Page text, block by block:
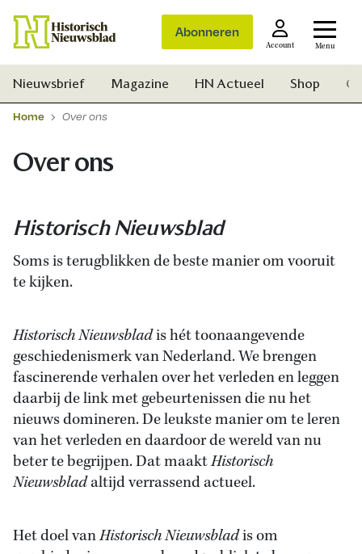
Abonneren
Account Menu
Zoek
Nieuwsbrief Magazine HN Actueel Shop
Home Over ons
Over ons
Historisch Nieuwsblad
Soms is terugblikken de beste manier om vooruit
te kijken.
Historisch Nieuwsbladis hét toonaangevende
geschiedenismerk van Nederland. We brengen
fascinerende verhalen over het verleden en leggen
daarbij de link met gebeurtenissen die nu het
nieuws domineren. De leukste manier om te leren
van het verleden en daardoor de wereld van nu
beter te begrijpen. Dat maaktHistorisch
Nieuwsbladaltijd verrassend actueel.
Het doel vanHistorisch Nieuwsbladis om